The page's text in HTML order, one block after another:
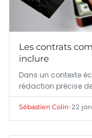
Les contrats
inclure
Dans un contexte
rédaction précise
Sébastien Colin•22